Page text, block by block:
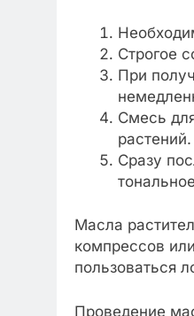
Строгое
При
Смесь
растений.
Сразу
Масла
компрессов
пользоваться
Проведение